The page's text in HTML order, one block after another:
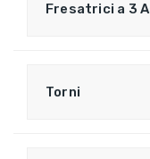
Fresatrici a 3
Torni